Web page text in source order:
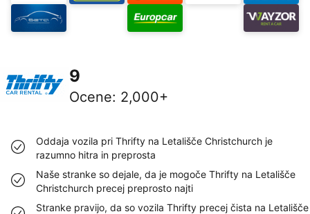
9
Ocene: 2,000+
Oddaja vozila pri Thrifty na Letališče Christchurch je
razumno hitra in preprosta
Naše stranke so dejale, da je mogoče Thrifty na Letališče
Christchurch precej preprosto najti
Stranke pravijo, da so vozila Thrifty precej čista na Letališče